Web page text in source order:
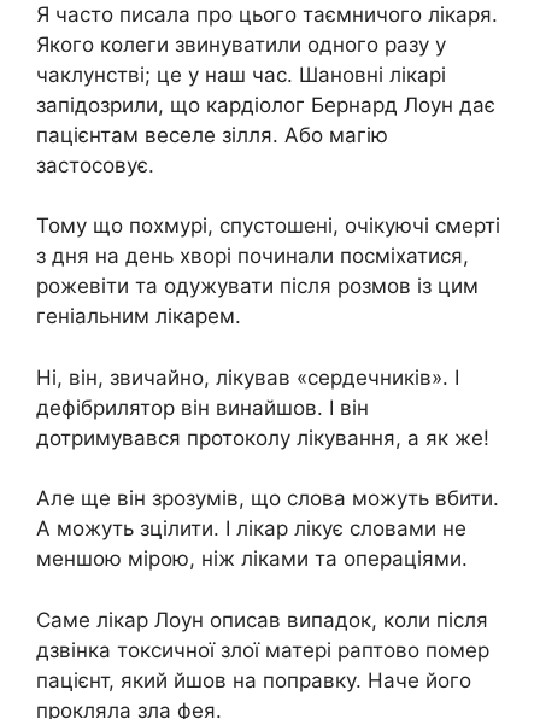
Я часто писала про цього таємничого лікаря.
Якого колеги звинуватили одного разу у
чаклунстві; це у наш час. Шановні лікарі
запідозрили, що кардіолог Бернард Лоун дає
пацієнтам веселе зілля. Або магію
застосовує.
Тому що похмурі, спустошені, очікуючі смерті
з дня на день хворі починали посміхатися,
рожевіти та одужувати після розмов із цим
геніальним лікарем.
Ні, він, звичайно, лікував «сердечників». І
дефібрилятор він винайшов. І він
дотримувався протоколу лікування, а як же!
Але ще він зрозумів, що слова можуть вбити.
А можуть зцілити. І лікар лікує словами не
меншою мірою, ніж ліками та операціями.
Саме лікар Лоун описав випадок, коли після
дзвінка токсичної злої матері раптово помер
пацієнт, який йшов на поправку. Наче його
прокляла зла фея.